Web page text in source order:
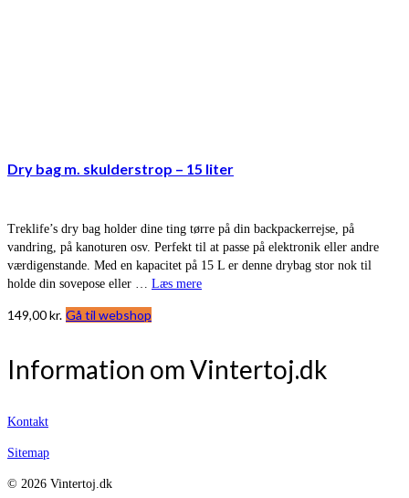
Dry bag m. skulderstrop – 15 liter
Treklife’s dry bag holder dine ting tørre på din backpackerrejse, på
vandring, på kanoturen osv. Perfekt til at passe på elektronik eller andre
værdigenstande. Med en kapacitet på 15 L er denne drybag stor nok til
holde din sovepose eller … Læs mere
149,00kr. Gå til webshop
Information om Vintertoj.dk
Kontakt
Sitemap
© 2026 Vintertoj.dk